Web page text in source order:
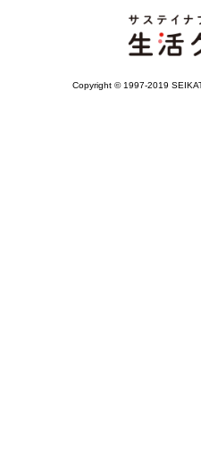
Copyright © 1997-2019